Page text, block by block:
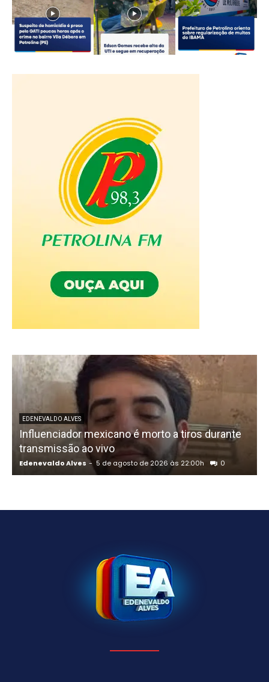
EDENEVALDO ALVES
Influenciador mexicano é morto a tiros durante
transmissão ao vivo
Edenevaldo Alves - 5 de agosto de 2026 às 22:00h 0